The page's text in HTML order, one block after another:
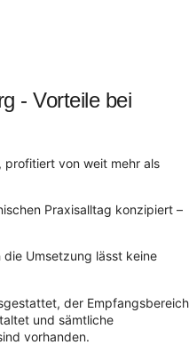
- Vorteile bei
profitiert von weit mehr als
Praxisalltag konzipiert –
Umsetzung lässt keine
der Empfangsbereich
und sämtliche
vorhanden.